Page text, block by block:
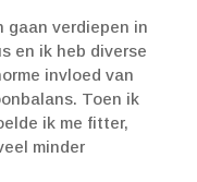
gaan verdiepen in
en ik heb diverse
invloed van
Toen ik
ik me fitter,
minder